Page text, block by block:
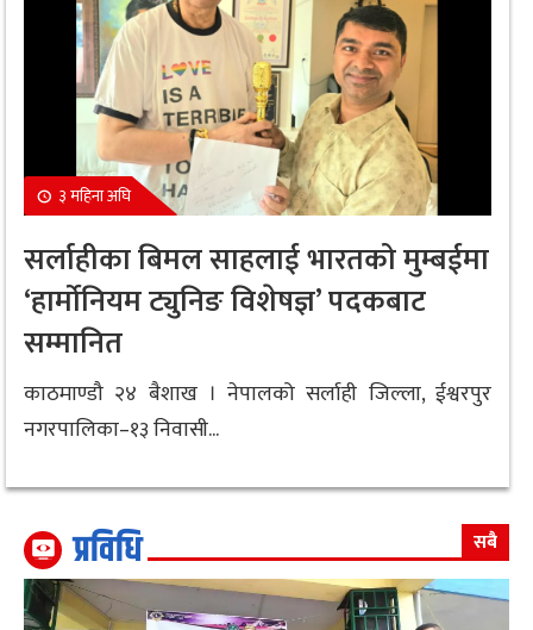
३ महिना अघि
सर्लाहीका बिमल साहलाई भारतको मुम्बईमा
‘हार्मोनियम ट्युनिङ विशेषज्ञ’ पदकबाट
सम्मानित
काठमाण्डौ २४ बैशाख । नेपालको सर्लाही जिल्ला, ईश्वरपुर
नगरपालिका–१३ निवासी...
प्रविधि सबै